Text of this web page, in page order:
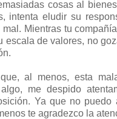
cosas al
intenta eludir su
Mientras tu
escala de valores, no
al menos, esta
me despido
Ya que no puedo
te agradezco la